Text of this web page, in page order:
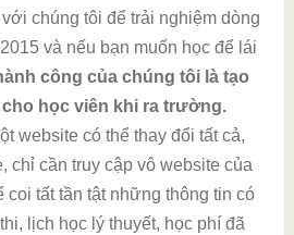
chúng tôi để trải nghiệm dòng
và nếu bạn muốn học để lái
công của chúng tôi là tạo
học viên khi ra trường.
website có thể thay đổi tất cả,
chỉ cần truy cập vô website của
coi tất tần tật những thông tin có
lịch học lý thuyết, học phí đã